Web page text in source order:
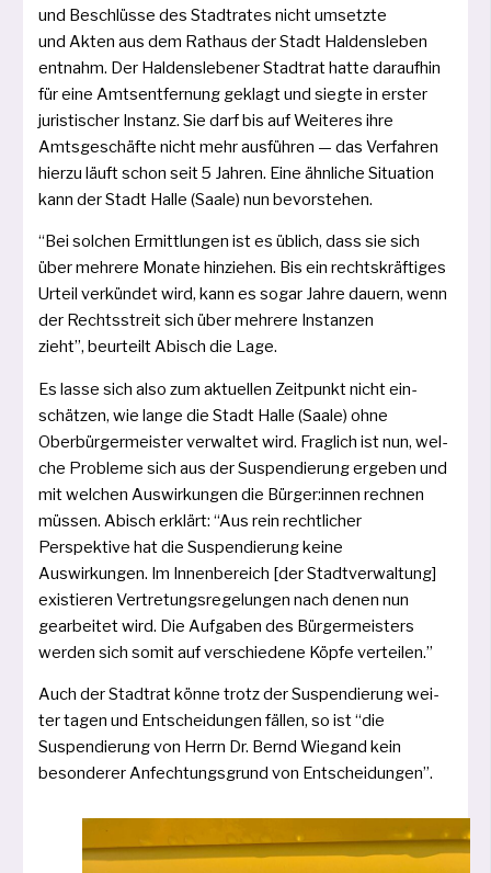
und Beschlüsse des Stadtrates nicht umsetz­te
und Akten aus dem Rathaus der Stadt Haldensleben
ent­nahm. Der Haldenslebener Stadtrat hat­te dar­auf­hin
für eine Amtsentfernung geklagt und sieg­te in ers­ter
juris­ti­scher Instanz. Sie darf bis auf Weiteres ihre
Amtsgeschäfte nicht mehr aus­füh­ren — das Verfahren
hier­zu läuft schon seit 5 Jahren. Eine ähn­li­che Situation
kann der Stadt Halle (Saale) nun bevorstehen.
“Bei sol­chen Ermittlungen ist es üblich, dass sie sich
über meh­re­re Monate hin­zie­hen. Bis ein rechts­kräf­ti­ges
Urteil ver­kün­det wird, kann es sogar Jahre dau­ern, wenn
der Rechtsstreit sich über meh­re­re Instanzen
zieht”, beur­teilt Abisch die Lage.
Es las­se sich also zum aktu­el­len Zeitpunkt nicht ein­
schät­zen, wie lan­ge die Stadt Halle (Saale) ohne
Oberbürgermeister ver­wal­tet wird. Fraglich ist nun, wel­
che Probleme sich aus der Suspendierung erge­ben und
mit wel­chen Auswirkungen die Bürger:innen rech­nen
müs­sen. Abisch erklärt: “Aus rein recht­li­cher
Perspektive hat die Suspendierung kei­ne
Auswirkungen. Im Innenbereich [der Stadtverwaltung]
exis­tie­ren Vertretungsregelungen nach denen nun
gear­bei­tet wird. Die Aufgaben des Bürgermeisters
wer­den sich somit auf ver­schie­de­ne Köpfe verteilen.”
Auch der Stadtrat kön­ne trotz der Suspendierung wei­
ter tagen und Entscheidungen fäl­len, so ist “die
Suspendierung von Herrn Dr. Bernd Wiegand kein
beson­de­rer Anfechtungsgrund von Entscheidungen”.